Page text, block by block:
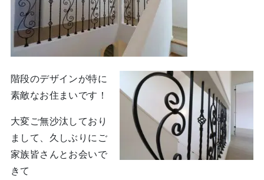
階段のデザインが特に
素敵なお住まいです！
大変ご無沙汰しており
まして、久しぶりにご
家族皆さんとお会いで
きて